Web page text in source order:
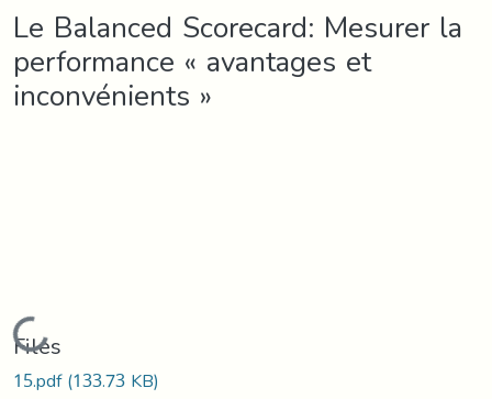
Le Balanced Scorecard: Mesurer la
performance « avantages et
inconvénients »
Loading...
Files
15.pdf(133.73 KB)